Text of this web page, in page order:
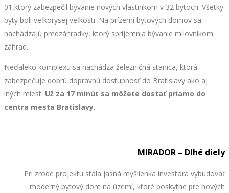
01,ktorý zabezpečil bývanie nových vlastníkom v 32 bytoch. Všetky
byty boli veľkorysej veľkosti. Na prízemí bytových domov sa
nachádzajú predzáhradky, ktorý spríjemnia bývanie milovníkom
záhrad.
Neďaleko komplexu sa nachádza železničná stanica, ktorá
zabezpečuje dobrú dopravnú dostupnosť do Bratislavy ako aj
iných miest. Už za 17 minút sa môžete dostať priamo do
centra mesta Bratislavy.
MIRADOR – Dlhé diely
Pri zrode projektu stála jasná myšlienka investora vybudovať
moderný bytový dom na území, ktoré poskytne pre nových